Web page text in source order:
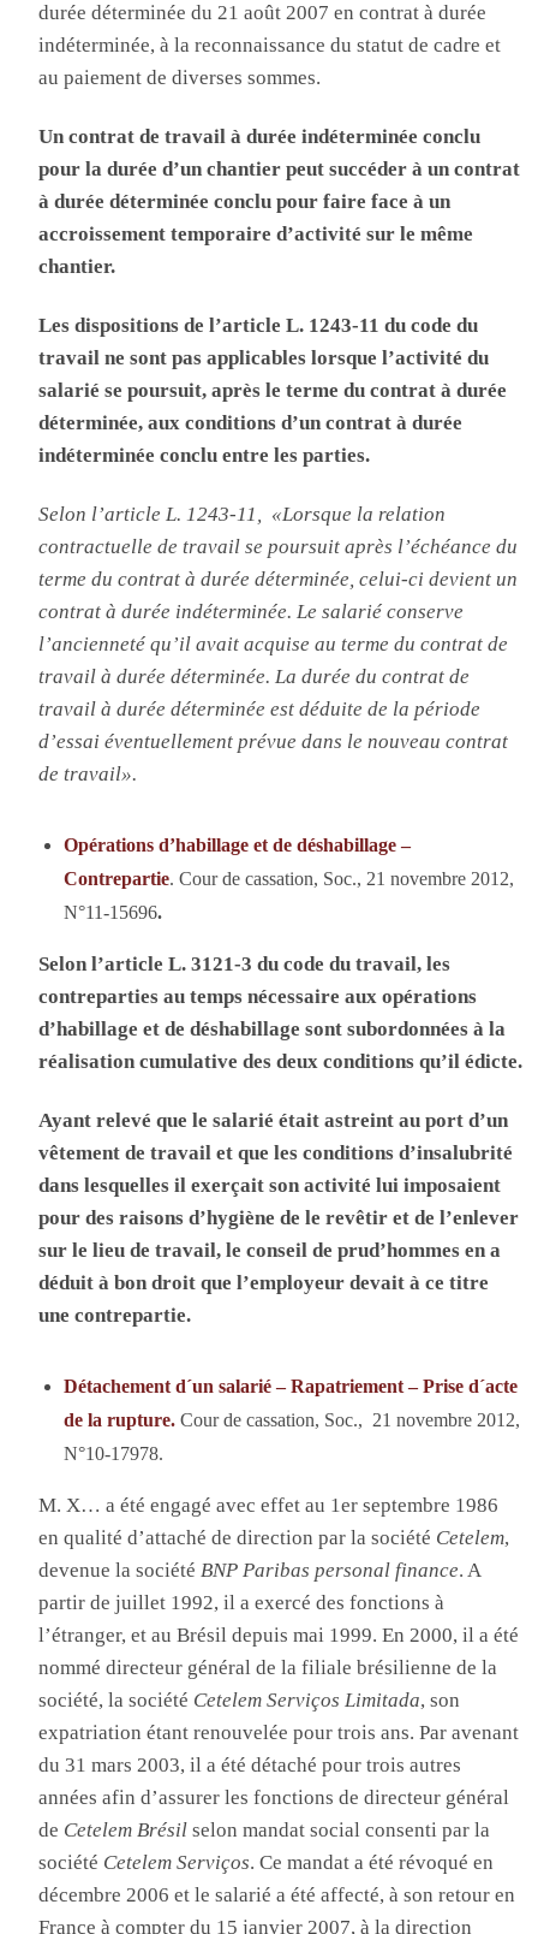
durée déterminée du 21 août 2007 en contrat à durée
indéterminée, à la reconnaissance du statut de cadre et
au paiement de diverses sommes.
Un contrat de travail à durée indéterminée conclu
pour la durée d’un chantier peut succéder à un contrat
à durée déterminée conclu pour faire face à un
accroissement temporaire d’activité sur le même
chantier.
Les dispositions de l’article L. 1243-11 du code du
travail ne sont pas applicables lorsque l’activité du
salarié se poursuit, après le terme du contrat à durée
déterminée, aux conditions d’un contrat à durée
indéterminée conclu entre les parties.
Selon l’article L. 1243-11, «Lorsque la relation
contractuelle de travail se poursuit après l’échéance du
terme du contrat à durée déterminée, celui-ci devient un
contrat à durée indéterminée. Le salarié conserve
l’ancienneté qu’il avait acquise au terme du contrat de
travail à durée déterminée. La durée du contrat de
travail à durée déterminée est déduite de la période
d’essai éventuellement prévue dans le nouveau contrat
de travail».
Opérations d’habillage et de déshabillage –
Contrepartie. Cour de cassation, Soc., 21 novembre 2012,
N°11-15696.
Selon l’article L. 3121-3 du code du travail, les
contreparties au temps nécessaire aux opérations
d’habillage et de déshabillage sont subordonnées à la
réalisation cumulative des deux conditions qu’il édicte.
Ayant relevé que le salarié était astreint au port d’un
vêtement de travail et que les conditions d’insalubrité
dans lesquelles il exerçait son activité lui imposaient
pour des raisons d’hygiène de le revêtir et de l’enlever
sur le lieu de travail, le conseil de prud’hommes en a
déduit à bon droit que l’employeur devait à ce titre
une contrepartie.
Détachement d´un salarié – Rapatriement – Prise d´acte
de la rupture.Cour de cassation, Soc., 21 novembre 2012,
N°10-17978.
M. X… a été engagé avec effet au 1er septembre 1986
en qualité d’attaché de direction par la société Cetelem,
devenue la sociétéBNP Paribas personal finance. A
partir de juillet 1992, il a exercé des fonctions à
l’étranger, et au Brésil depuis mai 1999. En 2000, il a été
nommé directeur général de la filiale brésilienne de la
société, la société Cetelem Serviços Limitada, son
expatriation étant renouvelée pour trois ans. Par avenant
du 31 mars 2003, il a été détaché pour trois autres
années afin d’assurer les fonctions de directeur général
de Cetelem Brésil selon mandat social consenti par la
société Cetelem Serviços. Ce mandat a été révoqué en
décembre 2006 et le salarié a été affecté, à son retour en
France à compter du 15 janvier 2007, à la direction